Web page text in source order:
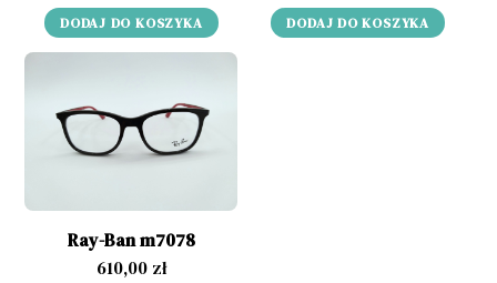
DODAJ DO KOSZYKA DODAJ DO KOSZYKA
Ray-Ban m7078
610,00 zł